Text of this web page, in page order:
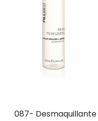
087- Desmaquillante